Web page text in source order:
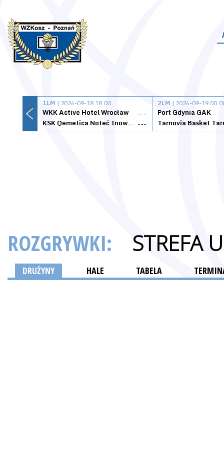
1LM | 2026-09-18 18:00
WKK Active Hotel Wrocław
---
KSK Qemetica Noteć Inowrocław ---
2LM | 2026-09-19
Port Gdynia GAK
ROZGRYWKI: STREFA
DRUŻYNY HALE TABELA